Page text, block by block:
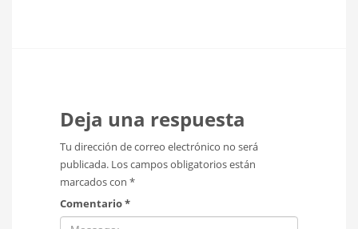
Deja una respuesta
Tu dirección de correo electrónico no será
publicada. Los campos obligatorios están
marcados con *
Comentario*